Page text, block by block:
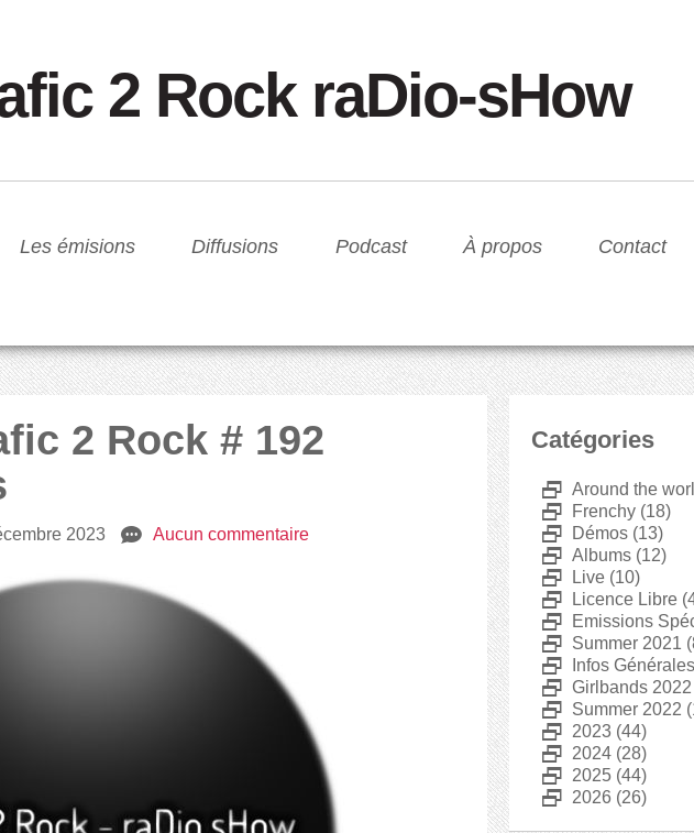
2 Rock raDio-sHow
Les émisions Diffusions Podcast À propos Contact
2 Rock # 192
2023 e Aucun commentaire
Catégories
D Around the
D Frenchy (18)
D Démos (13)
D Albums (12)
D Live (10)
D Licence Libre
D Emissions
D Summer 2021
D Infos Générales
D Girlbands 2022
D Summer 2022
D 2023 (44)
D 2024 (28)
D 2025 (44)
D 2026 (26)